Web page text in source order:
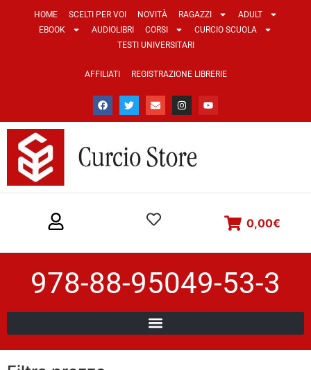
HOME SCELTI PER VOI NOVITÀ RAGAZZI
ADULT
EBOOK
AUDIOLIBRI CORSI
CURCIO SCUOLA
TESTI UNIVERSITARI
AFFILIATI REGISTRAZIONE LIBRERIE
0,00€
978-88-95049-53-3